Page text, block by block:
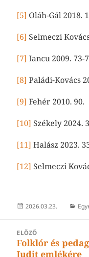
[5] Oláh-Gál 2018.
[6] Selmeczi
[7] Iancu 2009. 73-
[8] Paládi-Kovács
[9] Fehér 2010. 90.
[10] Székely 2024.
[11] Halász 2023.
[12] Selmeczi
Közzétéve
2026.03.23.
BEJEGYZÉS
NAVIGÁCIÓ
ELŐZŐ
Korábbi
bejegyzések:
Folklór és
Judit emlékére